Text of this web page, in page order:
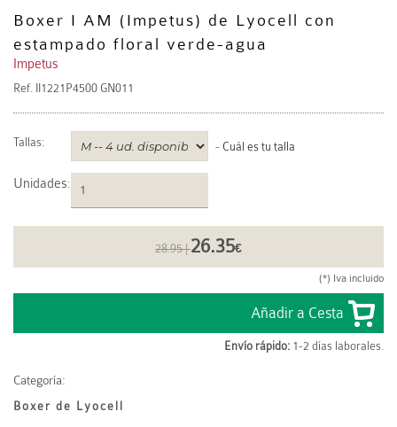
Boxer I AM (Impetus) de Lyocell con
estampado floral verde-agua
Impetus
Ref. II1221P4500 GN011
Tallas: - Cuál es tu talla
Unidades:
28.95 |26.35€
(*) Iva incluido
Envío rápido: 1-2 días laborales.
Categoría:
Boxer de Lyocell